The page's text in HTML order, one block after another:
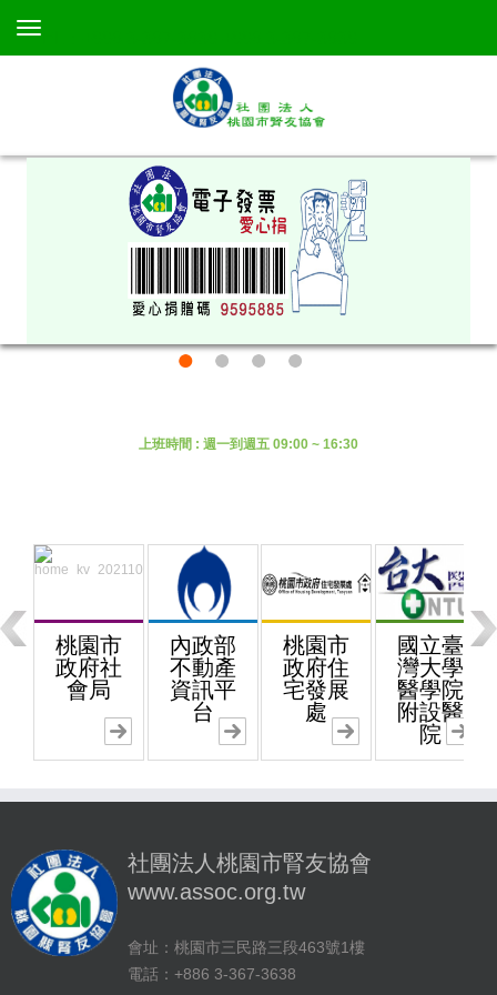
TEL：+886 3-367-3638 +886 3-367-3638
上班時間 : 週一到週五 09:00 ~ 16:30
桃園市
政府社
會局
內政部
不動產
資訊平
台
桃園市
政府住
宅發展
處
國立臺
灣大學
醫學院
附設醫
院
社團法人桃園市腎友協會
www.assoc.org.tw
會址：桃園市三民路三段463號1樓
電話：+886 3-367-3638